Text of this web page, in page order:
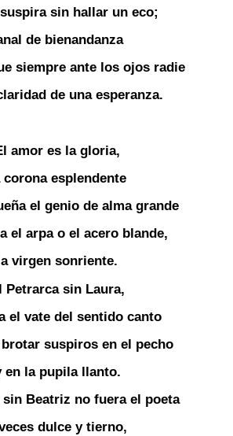
sin hallar un eco;
de bienandanza
siempre ante los ojos radie
de una esperanza.
amor es la gloria,
corona esplendente
el genio de alma grande
el arpa o el acero blande,
la virgen sonriente.
Petrarca sin Laura,
el vate del sentido canto
suspiros en el pecho
en la pupila llanto.
sin Beatriz no fuera el poeta
dulce y tierno,